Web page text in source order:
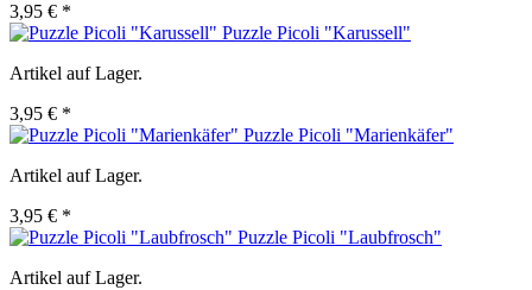
3,95 € *
Puzzle Picoli "Karussell"
Artikel auf Lager.
3,95 € *
Puzzle Picoli "Marienkäfer"
Artikel auf Lager.
3,95 € *
Puzzle Picoli "Laubfrosch"
Artikel auf Lager.